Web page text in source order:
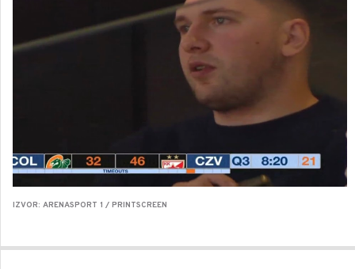
IZVOR: ARENASPORT 1 / PRINTSCREEN